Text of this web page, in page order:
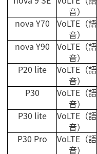
音）
nova Y70
VoLTE （語
音）
nova Y90
VoLTE （語
音）
P20 lite
VoLTE （語
音）
P30
VoLTE （語
音）
P30 lite
VoLTE （語
音）
P30 Pro
VoLTE （語
音）